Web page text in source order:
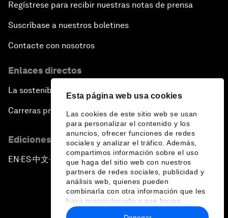
Esta página web usa cookies
Las cookies de este sitio web se usan
para personalizar el contenido y los
anuncios, ofrecer funciones de redes
sociales y analizar el tráfico. Además,
compartimos información sobre el uso
que haga del sitio web con nuestros
partners de redes sociales, publicidad y
análisis web, quienes pueden
combinarla con otra información que les
haya proporcionado o que hayan
recopilado a partir del uso que haya
Regístrese para recibir nuestras notas de prensa
Suscríbase a nuestros boletines
Contacte con nosotros
Enlaces directos
La sostenibilidad en el Foro
Carreras profesionales
Ediciones en otros idiomas
EN ▪ ES▪中文▪ 日本語